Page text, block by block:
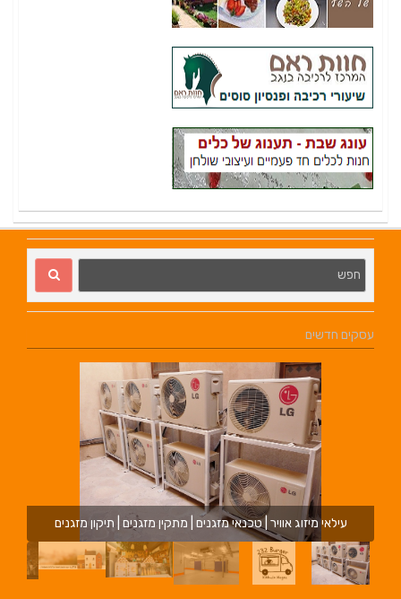
עסקים חדשים
עילאי מיזוג אוויר | טכנאי מזגנים | מתקין מזגנים | תיקון מזגנים